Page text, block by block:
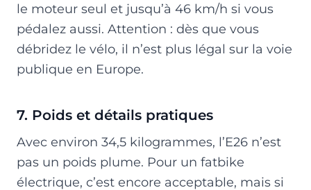
le moteur seul et jusqu’à 46 km/h si vous
pédalez aussi. Attention : dès que vous
débridez le vélo, il n’est plus légal sur la voie
publique en Europe.
7. Poids et détails pratiques
Avec environ 34,5 kilogrammes, l’E26 n’est
pas un poids plume. Pour un fatbike
électrique, c’est encore acceptable, mais si